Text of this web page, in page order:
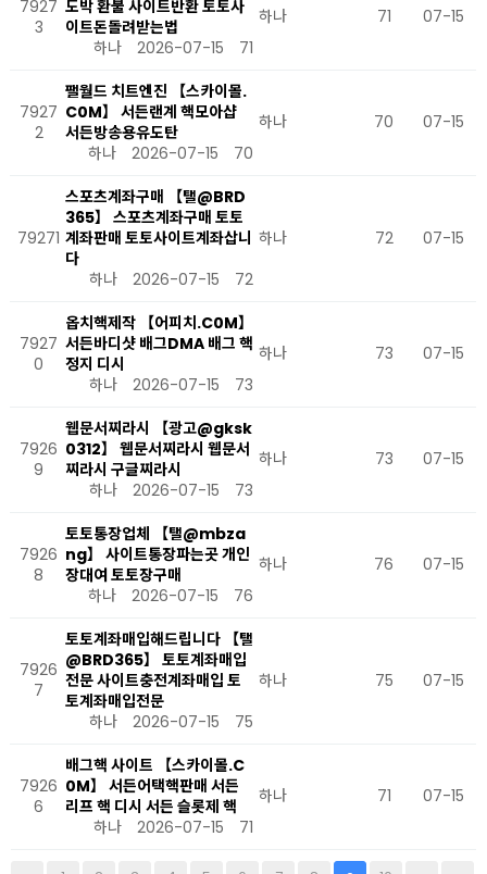
7927
3
도박 환불 사이트반환 토토사
이트돈돌려받는법
하나
2026-07-15 71
하나 71 07-15
7927
2
팰월드 치트엔진 【스카이몰.
C0M】 서든랜계 핵모아샵
서든방송용유도탄
하나
2026-07-15 70
하나 70 07-15
79271
스포츠계좌구매 【탤@BRD
365】 스포츠계좌구매 토토
계좌판매 토토사이트계좌삽니
다
하나
2026-07-15 72
하나 72 07-15
7927
0
옵치핵제작 【어피치.C0M】
서든바디샷 배그DMA 배그 핵
정지 디시
하나
2026-07-15 73
하나 73 07-15
7926
9
웹문서찌라시 【광고@gksk
0312】 웹문서찌라시 웹문서
찌라시 구글찌라시
하나
2026-07-15 73
하나 73 07-15
7926
8
토토통장업체 【탤@mbza
ng】 사이트통장파는곳 개인
장대여 토토장구매
하나
2026-07-15 76
하나 76 07-15
7926
7
토토계좌매입해드립니다 【탤
@BRD365】 토토계좌매입
전문 사이트충전계좌매입 토
토계좌매입전문
하나
2026-07-15 75
하나 75 07-15
7926
6
배그핵 사이트 【스카이몰.C
0M】 서든어택핵판매 서든
리프 핵 디시 서든 슬롯제 핵
하나
2026-07-15 71
하나 71 07-15